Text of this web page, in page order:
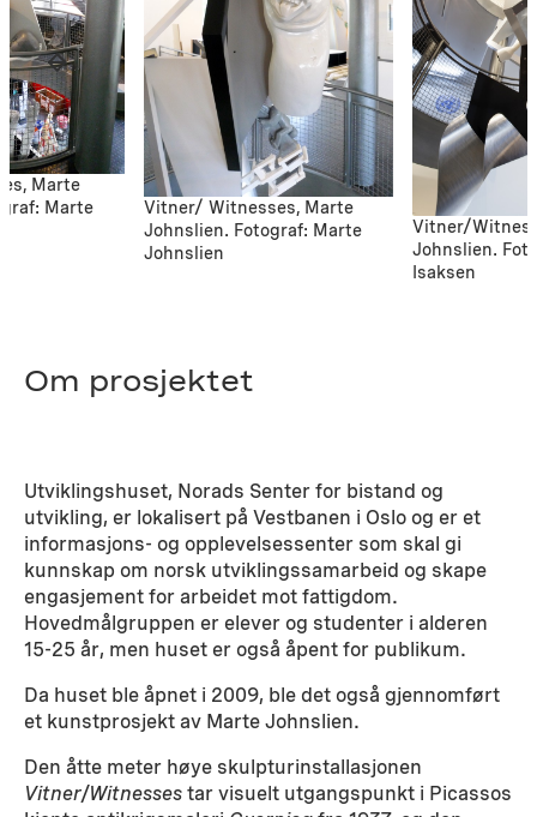
Marte
Marte
Vitner/ Witnesses, Marte
Johnslien. Fotograf: Marte
Johnslien
Vitner/
Johnslien.
Isaksen
Om prosjektet
Utviklingshuset, Norads Senter for bistand og
utvikling, er lokalisert på Vestbanen i Oslo og er et
informasjons- og opplevelsessenter som skal gi
kunnskap om norsk utviklingssamarbeid og skape
engasjement for arbeidet mot fattigdom.
Hovedmålgruppen er elever og studenter i alderen
15-25 år, men huset er også åpent for publikum.
Da huset ble åpnet i 2009, ble det også gjennomført
et kunstprosjekt av Marte Johnslien.
Den åtte meter høye skulpturinstallasjonen
Vitner/Witnesses tar visuelt utgangspunkt i Picassos